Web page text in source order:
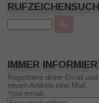
IMMER
Registriere deine Email
neuen Artikels eine Mail.
Your email: